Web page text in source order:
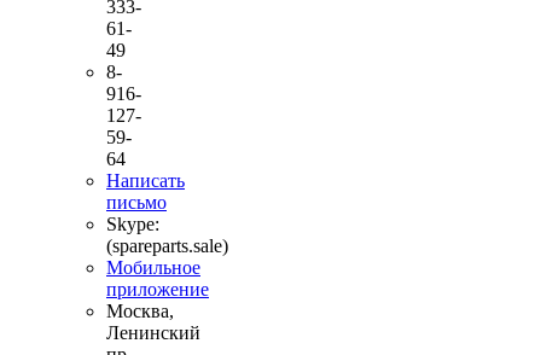
333-
61-
49
8-
916-
127-
59-
64
Написать
письмо
Skype:
(spareparts.sale)
Мобильное
приложение
Москва,
Ленинский